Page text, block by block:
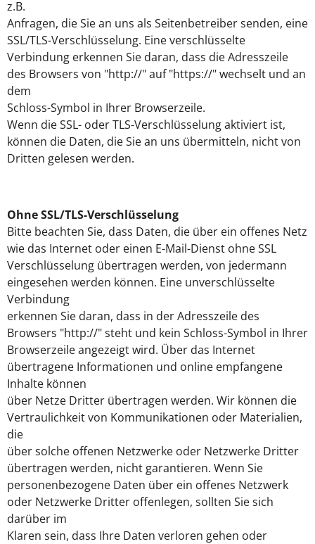
z.B.
Anfragen, die Sie an uns als Seitenbetreiber senden, eine
SSL/TLS-Verschlüsselung. Eine verschlüsselte
Verbindung erkennen Sie daran, dass die Adresszeile
des Browsers von "http://" auf "https://" wechselt und an
dem
Schloss-Symbol in Ihrer Browserzeile.
Wenn die SSL- oder TLS-Verschlüsselung aktiviert ist,
können die Daten, die Sie an uns übermitteln, nicht von
Dritten gelesen werden.
Ohne SSL/TLS-Verschlüsselung
Bitte beachten Sie, dass Daten, die über ein offenes Netz
wie das Internet oder einen E-Mail-Dienst ohne SSL
Verschlüsselung übertragen werden, von jedermann
eingesehen werden können. Eine unverschlüsselte
Verbindung
erkennen Sie daran, dass in der Adresszeile des
Browsers "http://" steht und kein Schloss-Symbol in Ihrer
Browserzeile angezeigt wird. Über das Internet
übertragene Informationen und online empfangene
Inhalte können
über Netze Dritter übertragen werden. Wir können die
Vertraulichkeit von Kommunikationen oder Materialien,
die
über solche offenen Netzwerke oder Netzwerke Dritter
übertragen werden, nicht garantieren. Wenn Sie
personenbezogene Daten über ein offenes Netzwerk
oder Netzwerke Dritter offenlegen, sollten Sie sich
darüber im
Klaren sein, dass Ihre Daten verloren gehen oder